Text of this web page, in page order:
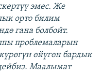
эмес. Же
орто билим
гана болбойт.
проблемаларын
өйүгөн бардык
Маалымат